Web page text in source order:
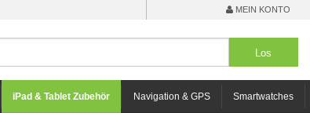
MEIN KONTO
iPad & Tablet Zubehör Navigation & GPS Smartwatches